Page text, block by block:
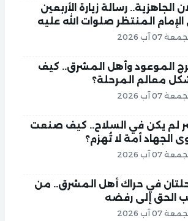
الجاهزية.. رسالة زيارة الأربعين
الإمام المنتظر صلوات الله عليه
07 آب 2026
الموعود وأهل المشرق.. كيف
معالم المرحلة؟
07 آب 2026
لم يكن في السلاح.. كيف صنعت
الجهاد أمة لا تُهزم؟
07 آب 2026
في حراك أهل المشرق.. من
الحق إلى رفضه
07 آب 2026